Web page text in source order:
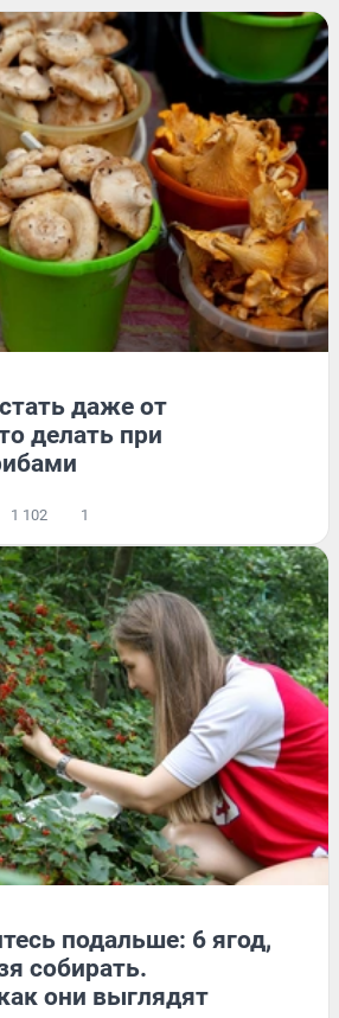
даже от
делать при
1 102 1
подальше: 6 ягод,
собирать.
они выглядят